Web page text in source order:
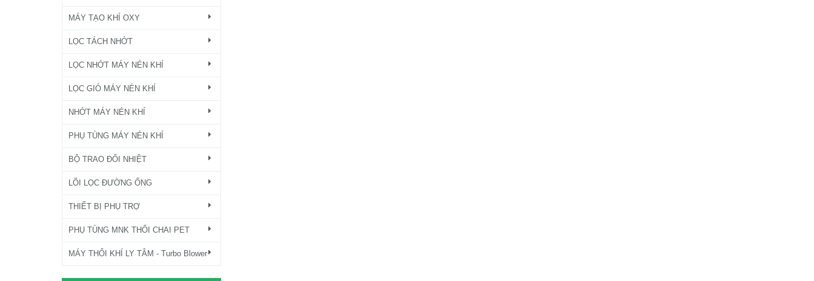
MÁY TẠO KHÍ OXY
LỌC TÁCH NHỚT
LỌC NHỚT MÁY NÉN KHÍ
LỌC GIÓ MÁY NÉN KHÍ
NHỚT MÁY NÉN KHÍ
PHỤ TÙNG MÁY NÉN KHÍ
BỘ TRAO ĐỔI NHIỆT
LÕI LỌC ĐƯỜNG ỐNG
THIẾT BỊ PHỤ TRỢ
PHỤ TÙNG MNK THỔI CHAI PET
MÁY THỔI KHÍ LY TÂM - Turbo Blower